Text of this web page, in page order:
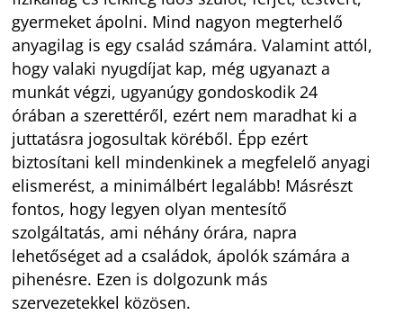
gyermeket ápolni. Mind nagyon megterhelő
anyagilag is egy család számára. Valamint attól,
hogy valaki nyugdíjat kap, még ugyanazt a
munkát végzi, ugyanúgy gondoskodik 24
órában a szerettéről, ezért nem maradhat ki a
juttatásra jogosultak köréből. Épp ezért
biztosítani kell mindenkinek a megfelelő anyagi
elismerést, a minimálbért legalább! Másrészt
fontos, hogy legyen olyan mentesítő
szolgáltatás, ami néhány órára, napra
lehetőséget ad a családok, ápolók számára a
pihenésre. Ezen is dolgozunk más
szervezetekkel közösen.